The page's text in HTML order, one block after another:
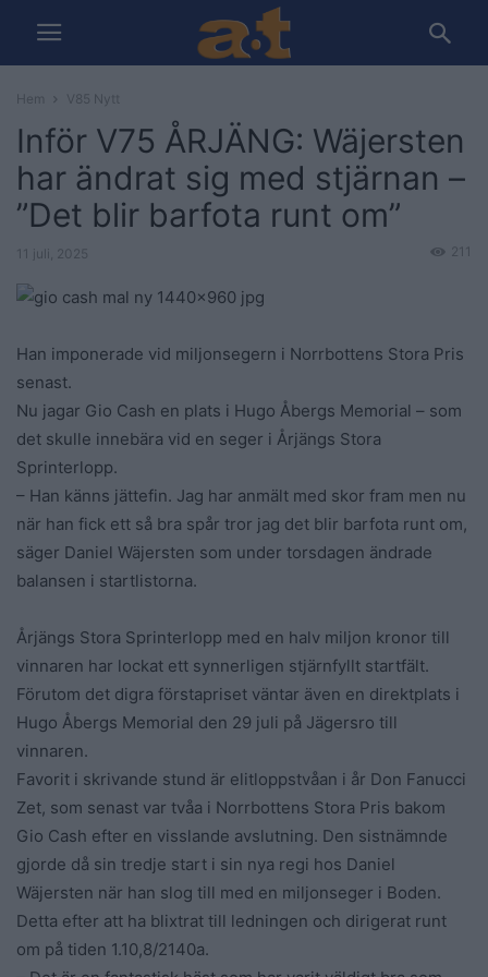
Hem V85 Nytt
Inför V75 ÅRJÄNG: Wäjersten
har ändrat sig med stjärnan –
”Det blir barfota runt om”
11 juli, 2025 211
Han imponerade vid miljonsegern i Norrbottens Stora Pris
senast.
Nu jagar Gio Cash en plats i Hugo Åbergs Memorial – som
det skulle innebära vid en seger i Årjängs Stora
Sprinterlopp.
– Han känns jättefin. Jag har anmält med skor fram men nu
när han fick ett så bra spår tror jag det blir barfota runt om,
säger Daniel Wäjersten som under torsdagen ändrade
balansen i startlistorna.
Årjängs Stora Sprinterlopp med en halv miljon kronor till
vinnaren har lockat ett synnerligen stjärnfyllt startfält.
Förutom det digra förstapriset väntar även en direktplats i
Hugo Åbergs Memorial den 29 juli på Jägersro till
vinnaren.
Favorit i skrivande stund är elitloppstvåan i år Don Fanucci
Zet, som senast var tvåa i Norrbottens Stora Pris bakom
Gio Cash efter en visslande avslutning. Den sistnämnde
gjorde då sin tredje start i sin nya regi hos Daniel
Wäjersten när han slog till med en miljonseger i Boden.
Detta efter att ha blixtrat till ledningen och dirigerat runt
om på tiden 1.10,8/2140a.